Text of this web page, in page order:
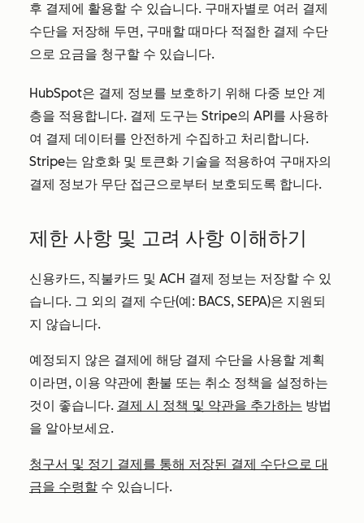
후 결제에 활용할 수 있습니다. 구매자별로 여러 결제
수단을 저장해 두면, 구매할 때마다 적절한 결제 수단
으로 요금을 청구할 수 있습니다.
HubSpot은 결제 정보를 보호하기 위해 다중 보안 계
층을 적용합니다. 결제 도구는 Stripe의 API를 사용하
여 결제 데이터를 안전하게 수집하고 처리합니다.
Stripe는 암호화 및 토큰화 기술을 적용하여 구매자의
결제 정보가 무단 접근으로부터 보호되도록 합니다.
제한 사항 및 고려 사항 이해하기
신용카드, 직불카드 및 ACH 결제 정보는 저장할 수 있
습니다. 그 외의 결제 수단(예: BACS, SEPA)은 지원되
지 않습니다.
예정되지 않은 결제에 해당 결제 수단을 사용할 계획
이라면, 이용 약관에 환불 또는 취소 정책을 설정하는
것이 좋습니다. 결제 시 정책 및 약관을 추가하는 방법
을 알아보세요.
청구서 및 정기 결제를 통해 저장된 결제 수단으로 대
금을 수령할 수 있습니다.